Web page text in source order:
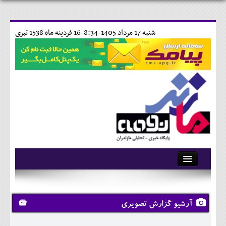
16 فردينه ماه 1538 تبری شنبه 17 مرداد 1405-8:34-
آرشیو
تماس با ما
وبلاگ
آرشیو گزارش تصویری